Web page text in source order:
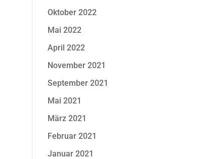
Oktober 2022
Mai 2022
April 2022
November 2021
September 2021
Mai 2021
März 2021
Februar 2021
Januar 2021